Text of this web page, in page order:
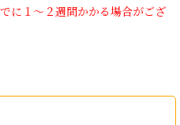
に１〜２週間かかる場合がござ